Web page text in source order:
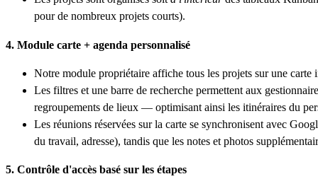
pour de nombreux projets courts).
4. Module carte + agenda personnalisé
Notre module propriétaire affiche tous les projets sur une carte
Les filtres et une barre de recherche permettent aux
regroupements de lieux — optimisant ainsi les itinéraires du
Les réunions réservées sur la carte se synchronisent avec
du travail, adresse), tandis que les notes et photos
5. Contrôle d'accès basé sur les étapes